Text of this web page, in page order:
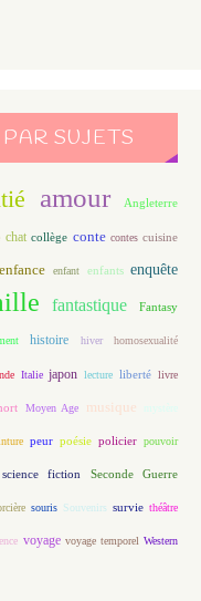
SUJETS
amour Angleterre
chat collège conte contes cuisine
enfance enfant enfants enquête
fantastique Fantasy
histoire hiver homosexualité
Italie japon lecture liberté livre
Moyen Age musique mystère
peur poésie policier pouvoir
science fiction Seconde Guerre
souris Souvenirs survie théâtre
voyage voyage temporel Western